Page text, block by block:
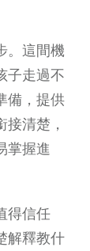
。這間機
子走過不
備，提供
清楚，
掌握進
得信任
解釋教什